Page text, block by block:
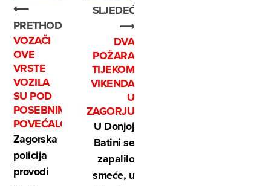
⟵
PRETHODNO
VOZAČI
OVE
VRSTE
VOZILA
SU POD
POSEBNIM
POVEĆALOM
Zagorska
policija
provodi
SLJEDEĆE
⟶
DVA
POŽARA
TIJEKOM
VIKENDA
U
ZAGORJU
U Donjoj
Batini se
zapalilo
smeće, u